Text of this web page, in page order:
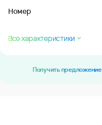
Номер
Все характеристики
Получить предложение